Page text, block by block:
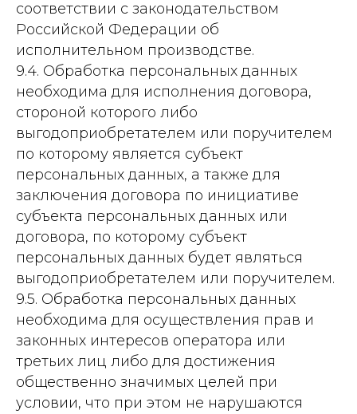
соответствии с законодательством
Российской Федерации об
исполнительном производстве.
9.4. Обработка персональных данных
необходима для исполнения договора,
стороной которого либо
выгодоприобретателем или поручителем
по которому является субъект
персональных данных, а также для
заключения договора по инициативе
субъекта персональных данных или
договора, по которому субъект
персональных данных будет являться
выгодоприобретателем или поручителем.
9.5. Обработка персональных данных
необходима для осуществления прав и
законных интересов оператора или
третьих лиц либо для достижения
общественно значимых целей при
условии, что при этом не нарушаются